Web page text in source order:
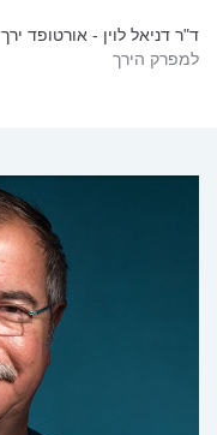
ד"ר דניאל לוין - אורטופד ירך
למפרק הירך